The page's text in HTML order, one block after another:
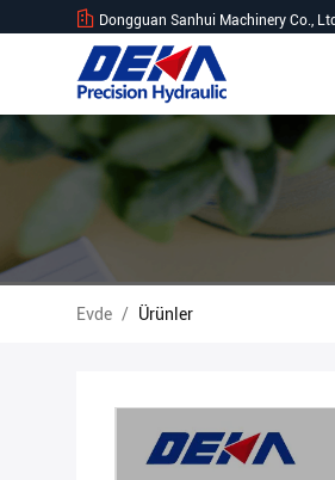
Dongguan Sanhui Machinery Co.,
Evde / Ürünler